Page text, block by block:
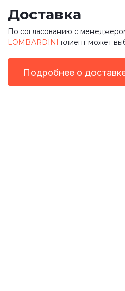
Доставка
По согласованию с
LOMBARDINI клиент может
Подробнее о